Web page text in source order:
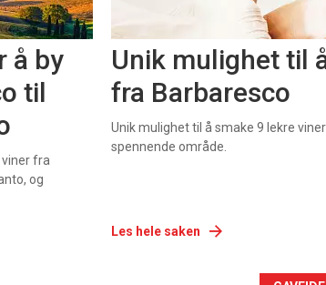
å by
til
fra
og
Unik mulighet til
fra Barbaresco
Unik mulighet til å smake 9 lekre
spennende område.
Les hele saken